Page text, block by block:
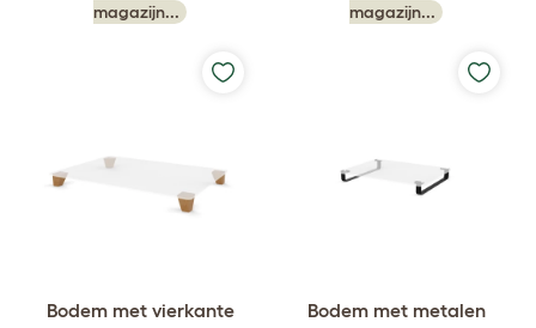
magazijn...
magazijn...
Bodem met vierkante
Bodem met metalen